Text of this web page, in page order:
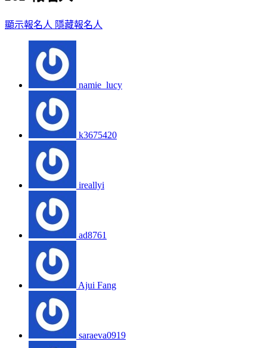
顯示報名人 隱藏報名人
namie_lucy
k3675420
ireallyi
ad8761
Ajui Fang
saraeva0919